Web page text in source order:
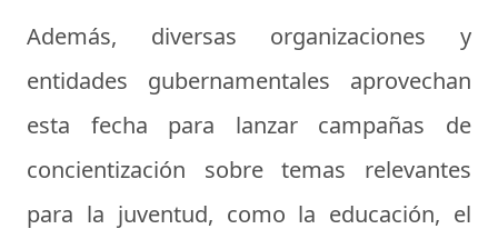
Además, diversas organizaciones y
entidades gubernamentales aprovechan
esta fecha para lanzar campañas de
concientización sobre temas relevantes
para la juventud, como la educación, el